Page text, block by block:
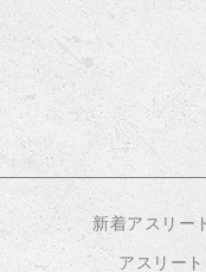
新着アスリー
アスリー